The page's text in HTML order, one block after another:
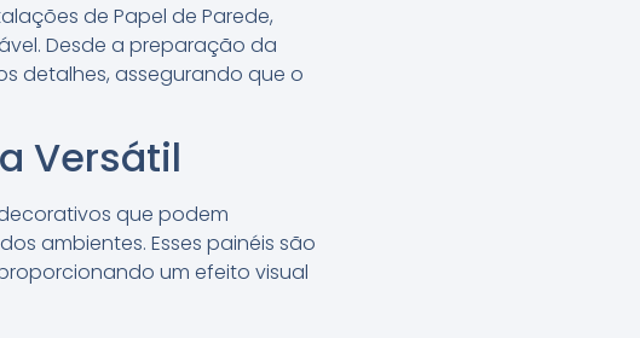
de Papel de Parede,
Desde a preparação da
detalhes, assegurando que o
Versátil
que podem
ambientes. Esses painéis são
um efeito visual